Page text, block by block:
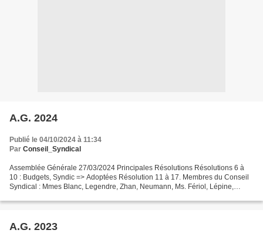
A.G. 2024
Publié le 04/10/2024 à 11:34
Par Conseil_Syndical
Assemblée Générale 27/03/2024 Principales Résolutions Résolutions 6 à
10 : Budgets, Syndic => Adoptées Résolution 11 à 17. Membres du Conseil
Syndical : Mmes Blanc, Legendre, Zhan, Neumann, Ms. Fériol, Lépine,
A.G. 2023